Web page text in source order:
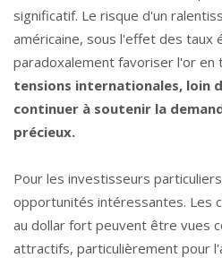
significatif. Le risque d'un
américaine, sous l'effet des taux
paradoxalement favoriser l'or en
tensions internationales, loin
continuer à soutenir la
précieux.
Pour les investisseurs
opportunités intéressantes. Les
au dollar fort peuvent être vues
attractifs, particulièrement pour